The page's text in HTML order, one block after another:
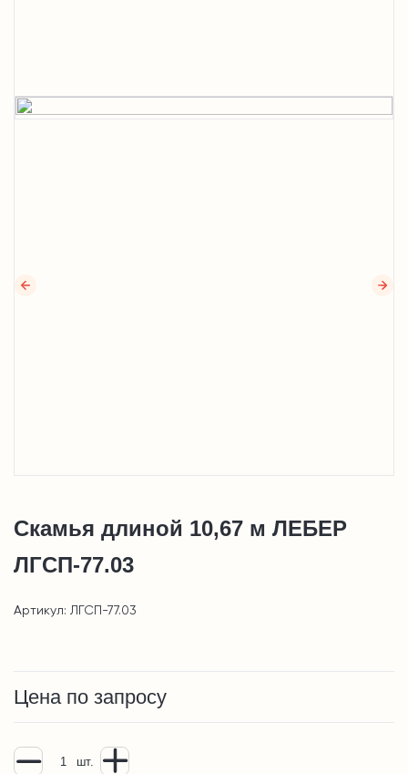
Скамья длиной 10,67 м ЛЕБЕР
ЛГСП-77.03
Артикул: ЛГСП-77.03
Цена по запросу
шт.